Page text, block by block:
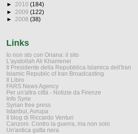
► 2010 (184)
► 2009 (122)
► 2008 (38)
Links
Io non sto con Oriana: il sito
L'ayatollah Ali Khamenei
Il Presidente della Repubblica Islamica dell'Iran
Islamic Republic of Iran Broadcasting
Il Libro
FARS News Agency
Per un'altra città - Notizie da Firenze
Info Syrie
Syrian free press
Istanbul, Avrupa
Il blog di Riccardo Venturi
Canzoni. Contro la guerra, ma non solo
Un'antica gatta nera